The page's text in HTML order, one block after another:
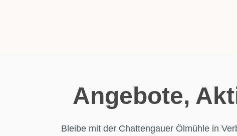
Angebote,
Bleibe mit der Chattengauer Ölmühle in